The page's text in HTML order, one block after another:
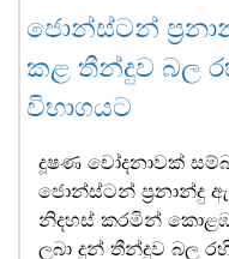
ජොන්ස්ටන්
කළ තීන්දුව බල
විභාගයට
දූෂණ චෝදනාවක්
ජොන්ස්ටන් ප්‍රනාන්දු
නිදහස් කරමින්
ලබා දුන් තීන්දුව බල